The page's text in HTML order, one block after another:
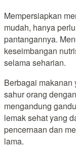
Mempersiapkan
mudah, hanya
pantangannya.
keseimbangan
selama seharian.
Berbagai makanan
sahur orang
mengandung
lemak sehat yang
pencernaan dan
lama.